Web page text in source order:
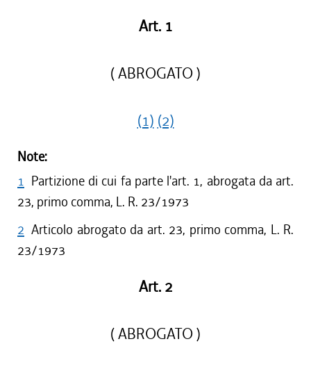
Art. 1
( ABROGATO )
(1) (2)
Note:
1 Partizione di cui fa parte l'art. 1, abrogata da art.
23, primo comma, L. R. 23/1973
2 Articolo abrogato da art. 23, primo comma, L. R.
23/1973
Art. 2
( ABROGATO )